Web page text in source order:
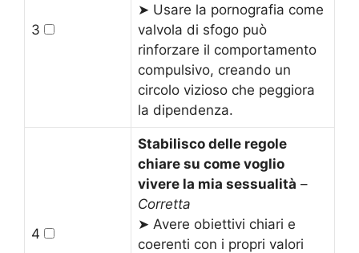
3
➤ Usare la pornografia come
valvola di sfogo può
rinforzare il comportamento
compulsivo, creando un
circolo vizioso che peggiora
la dipendenza.
4
Stabilisco delle regole
chiare su come voglio
vivere la mia sessualità –
Corretta
➤ Avere obiettivi chiari e
coerenti con i propri valori